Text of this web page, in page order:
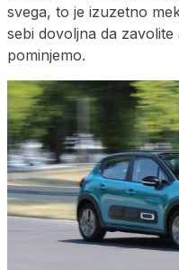
svega, to je izuzetno
sebi dovoljna da
pominjemo.